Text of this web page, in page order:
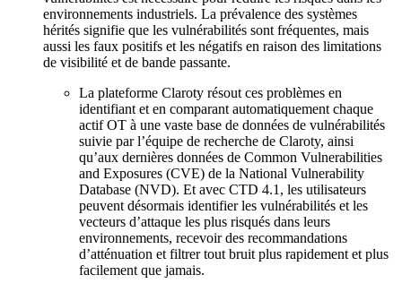
environnements industriels. La prévalence des systèmes
hérités signifie que les vulnérabilités sont fréquentes, mais
aussi les faux positifs et les négatifs en raison des limitations
de visibilité et de bande passante.
La plateforme Claroty résout ces problèmes en
identifiant et en comparant automatiquement chaque
actif OT à une vaste base de données de vulnérabilités
suivie par l’équipe de recherche de Claroty, ainsi
qu’aux dernières données de Common Vulnerabilities
and Exposures (CVE) de la National Vulnerability
Database (NVD). Et avec CTD 4.1, les utilisateurs
peuvent désormais identifier les vulnérabilités et les
vecteurs d’attaque les plus risqués dans leurs
environnements, recevoir des recommandations
d’atténuation et filtrer tout bruit plus rapidement et plus
facilement que jamais.